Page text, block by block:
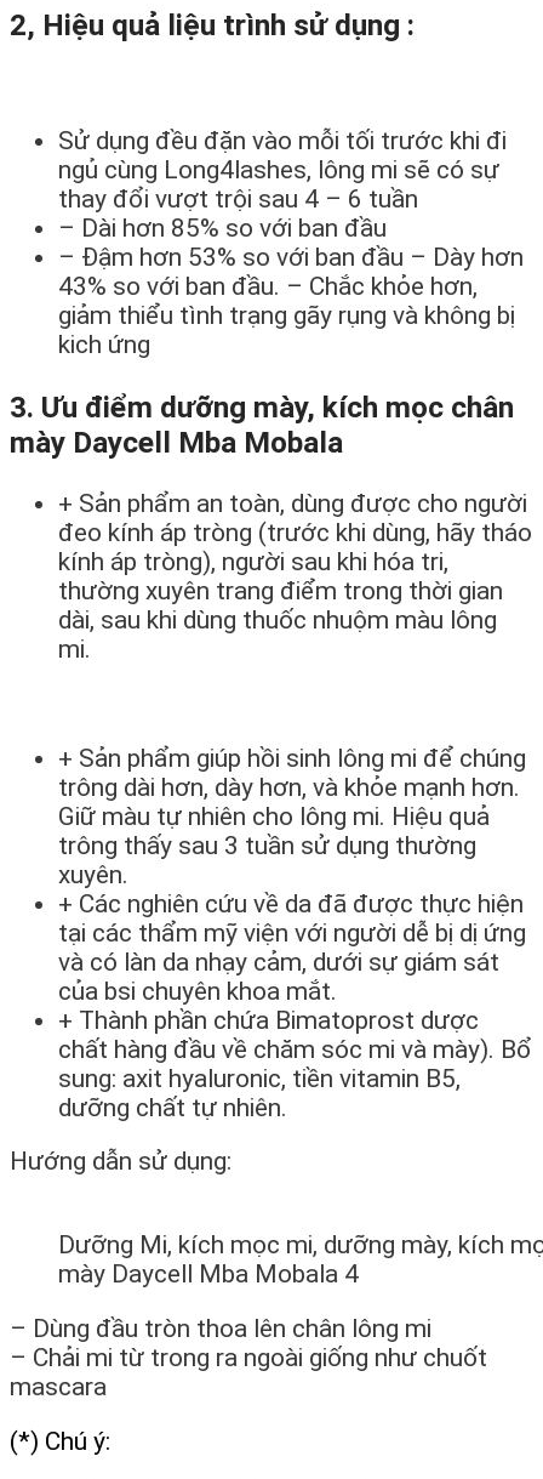
2, Hiệu quả liệu trình sử dụng :
Sử dụng đều đặn vào mỗi tối trước khi đi
ngủ cùng Long4lashes, lông mi sẽ có sự
thay đổi vượt trội sau 4 – 6 tuần
– Dài hơn 85% so với ban đầu
– Đậm hơn 53% so với ban đầu – Dày hơn
43% so với ban đầu. – Chắc khỏe hơn,
giảm thiểu tình trạng gãy rụng và không bị
kich ứng
3. Ưu điểm dưỡng mày, kích mọc chân
mày Daycell Mba Mobala
+ Sản phẩm an toàn, dùng được cho người
đeo kính áp tròng (trước khi dùng, hãy tháo
kính áp tròng), người sau khi hóa tri,
thường xuyên trang điểm trong thời gian
dài, sau khi dùng thuốc nhuộm màu lông
mi.
+ Sản phẩm giúp hồi sinh lông mi để chúng
trông dài hơn, dày hơn, và khỏe mạnh hơn.
Giữ màu tự nhiên cho lông mi. Hiệu quả
trông thấy sau 3 tuần sử dụng thường
xuyên.
+ Các nghiên cứu về da đã được thực hiện
tại các thẩm mỹ viện với người dễ bị dị ứng
và có làn da nhạy cảm, dưới sự giám sát
của bsi chuyên khoa mắt.
+ Thành phần chứa Bimatoprost dược
chất hàng đầu về chăm sóc mi và mày). Bổ
sung: axit hyaluronic, tiền vitamin B5,
dưỡng chất tự nhiên.
Hướng dẫn sử dụng:
Dưỡng Mi, kích mọc mi, dưỡng mày, kích
mày Daycell Mba Mobala 4
– Dùng đầu tròn thoa lên chân lông mi
– Chải mi từ trong ra ngoài giống như chuốt
mascara
(*) Chú ý: